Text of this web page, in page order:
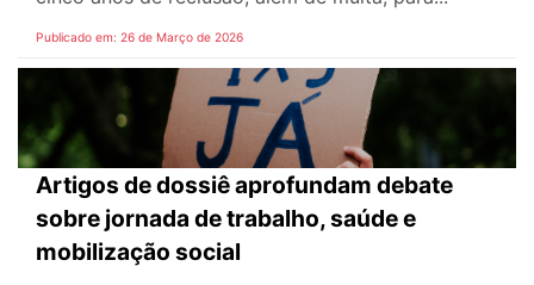
Publicado em: 26 de Março de 2026
Artigos de dossiê aprofundam debate
sobre jornada de trabalho, saúde e
mobilização social